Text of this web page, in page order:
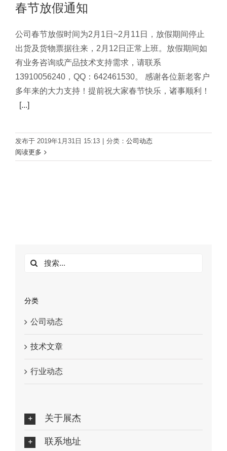
春节放假通知
公司春节放假时间为2月1日~2月11日，放假期间停止
出货及货物票据往来，2月12日正常上班。放假期间如
有业务咨询或产品技术支持需求，请联系
13910056240，QQ：642461530。 感谢各位新老客户
多年来的大力支持！提前祝大家春节快乐，诸事顺利！
[...]
发布于 2019年1月31日 15:13 分类： 公司动态
阅读更多
搜
分类
公司动态
技术文章
行业动态
关于展杰
联系地址